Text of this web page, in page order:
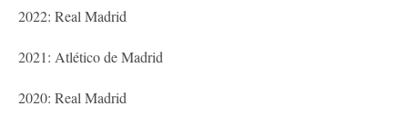
2022: Real Madrid
2021: Atlético de Madrid
2020: Real Madrid